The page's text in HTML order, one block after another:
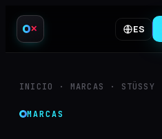
✕ ES
INICIO · MARCAS · STÜSSY
MARCAS